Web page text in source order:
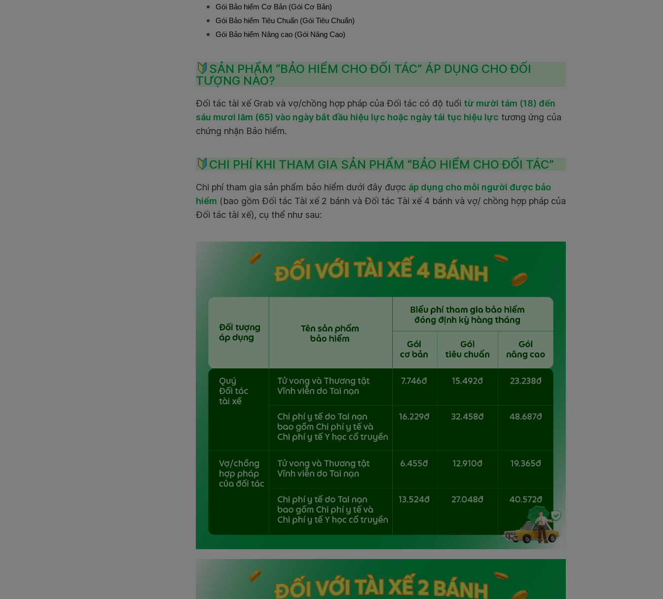
Gói Bảo hiểm Cơ Bản (Gói Cơ Bản)
Gói Bảo hiểm Tiêu Chuẩn (Gói Tiêu Chuẩn)
Gói Bảo hiểm Nâng cao (Gói Nâng Cao)
SẢN PHẨM “BẢO HIỂM CHO ĐỐI TÁC” ÁP DỤNG CHO ĐỐI
TƯỢNG NÀO?
Đối tác tài xế Grab và vợ/chồng hợp pháp của Đối tác có độ tuổi từ mười tám (18) đến
sáu mươi lăm (65) vào ngày bắt đầu hiệu lực hoặc ngày tái tục hiệu lực tương ứng của
chứng nhận Bảo hiểm.
CHI PHÍ KHI THAM GIA SẢN PHẨM “BẢO HIỂM CHO ĐỐI TÁC”
Chi phí tham gia sản phẩm bảo hiểm dưới đây được áp dụng cho mỗi người được bảo
hiểm (bao gồm Đối tác Tài xế 2 bánh và Đối tác Tài xế 4 bánh và vợ/ chồng hợp pháp của
Đối tác tài xế), cụ thể như sau: